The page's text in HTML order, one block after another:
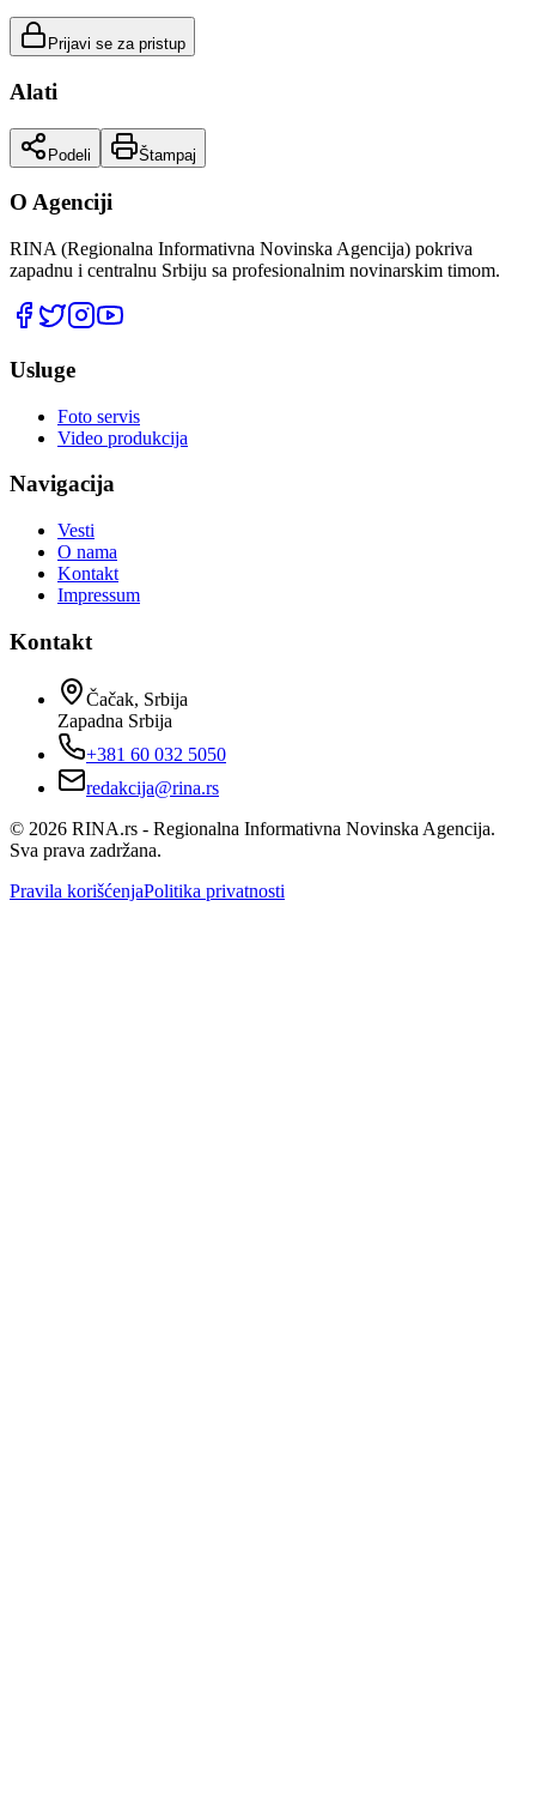
Prijavi se za pristup
Alati
Podeli Štampaj
O Agenciji
RINA (Regionalna Informativna Novinska Agencija) pokriva
zapadnu i centralnu Srbiju sa profesionalnim novinarskim timom.
Usluge
Foto servis
Video produkcija
Navigacija
Vesti
O nama
Kontakt
Impressum
Kontakt
Čačak, Srbija
Zapadna Srbija
+381 60 032 5050
redakcija@rina.rs
© 2026 RINA.rs - Regionalna Informativna Novinska Agencija.
Sva prava zadržana.
Pravila korišćenjaPolitika privatnosti